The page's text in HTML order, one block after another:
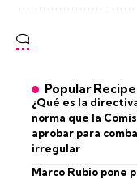
Popular
¿Qué es la
norma que la
aprobar para
irregular
Marco Rubio pone